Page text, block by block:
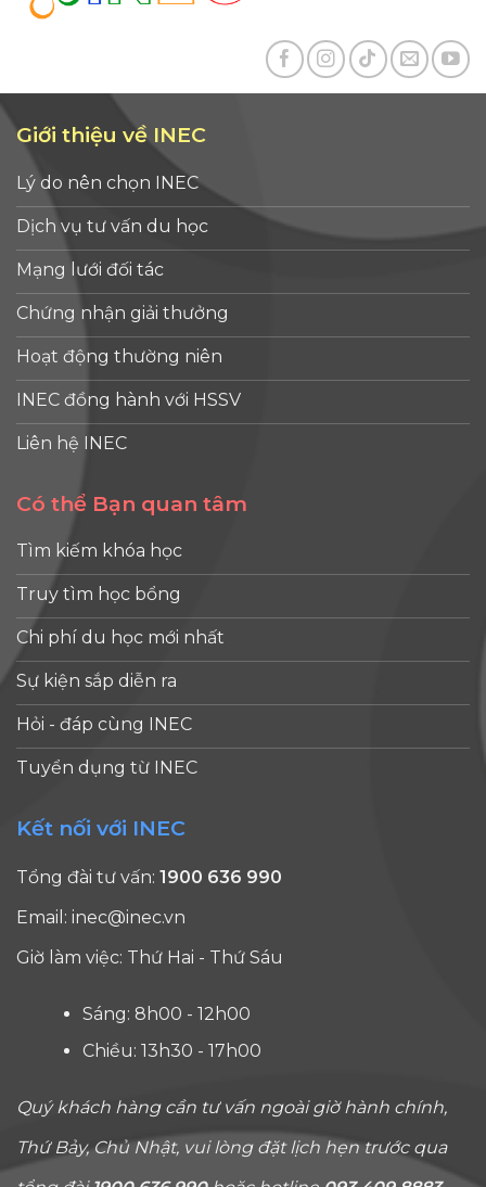
Giới thiệu về INEC
Lý do nên chọn INEC
Dịch vụ tư vấn du học
Mạng lưới đối tác
Chứng nhận giải thưởng
Hoạt động thường niên
INEC đồng hành với HSSV
Liên hệ INEC
Có thể Bạn quan tâm
Tìm kiếm khóa học
Truy tìm học bổng
Chi phí du học mới nhất
Sự kiện sắp diễn ra
Hỏi - đáp cùng INEC
Tuyển dụng từ INEC
Kết nối với INEC
Tổng đài tư vấn: 1900 636 990
Email: inec@inec.vn
Giờ làm việc: Thứ Hai - Thứ Sáu
Sáng: 8h00 - 12h00
Chiều: 13h30 - 17h00
Quý khách hàng cần tư vấn ngoài giờ hành chính,
Thứ Bảy, Chủ Nhật, vui lòng đặt lịch hẹn trước qua